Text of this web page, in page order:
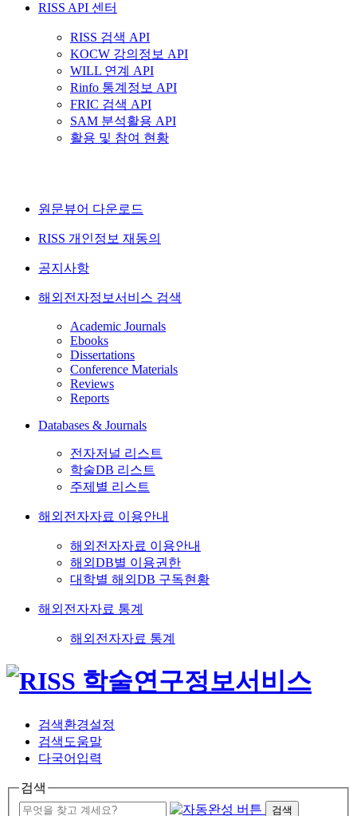
RISS API 센터
RISS 검색 API
KOCW 강의정보 API
WILL 연계 API
Rinfo 통계정보 API
FRIC 검색 API
SAM 분석활용 API
활용 및 참여 현황
원문뷰어 다운로드
RISS 개인정보 재동의
공지사항
해외전자정보서비스 검색
Academic Journals
Ebooks
Dissertations
Conference Materials
Reviews
Reports
Databases & Journals
전자저널 리스트
학술DB 리스트
주제별 리스트
해외전자자료 이용안내
해외전자자료 이용안내
해외DB별 이용권한
대학별 해외DB 구독현황
해외전자자료 통계
해외전자자료 통계
검색환경설정
검색도움말
다국어입력
검색
검색